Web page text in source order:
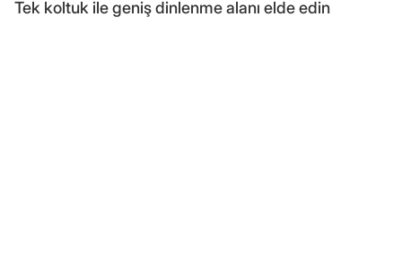
Tek koltuk ile geniş dinlenme alanı elde edin